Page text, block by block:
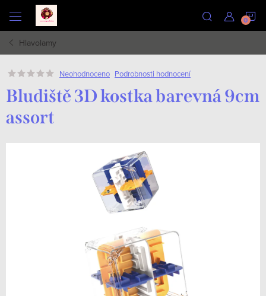
obsah
Hlavolamy
Neohodnoceno Podrobnosti hodnocení
Bludiště 3D kostka barevná 9cm
assort